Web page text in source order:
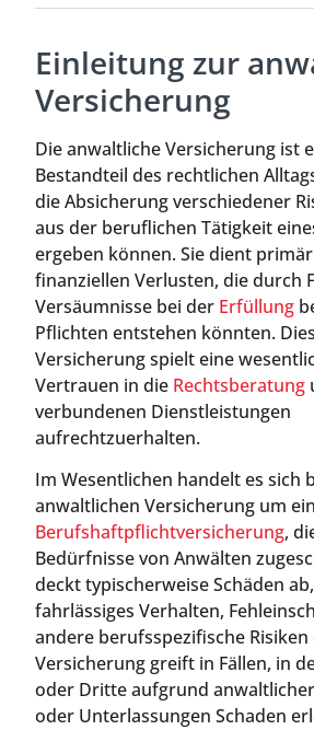
Einleitung zur
Versicherung
Die anwaltliche Versicherung ist
Bestandteil des rechtlichen
die Absicherung verschiedener
aus der beruflichen Tätigkeit
ergeben können. Sie dient
finanziellen Verlusten, die durch
Versäumnisse bei der Erfüllung
Pflichten entstehen könnten.
Versicherung spielt eine
Vertrauen in die Rechtsberatung
verbundenen Dienstleistungen
aufrechtzuerhalten.
Im Wesentlichen handelt es sich
anwaltlichen Versicherung um
Berufshaftpflichtversicherung,
Bedürfnisse von Anwälten
deckt typischerweise Schäden
fahrlässiges Verhalten,
andere berufsspezifische
Versicherung greift in Fällen, in
oder Dritte aufgrund
oder Unterlassungen Schaden